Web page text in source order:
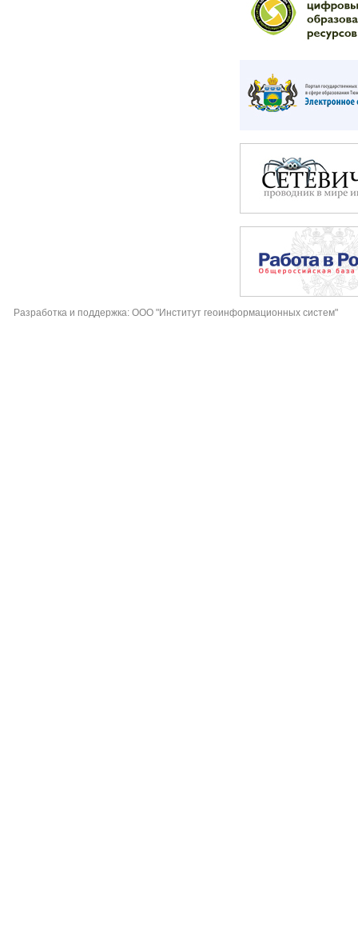
Разработка и поддержка: ООО "Институт геоинформационных систем"